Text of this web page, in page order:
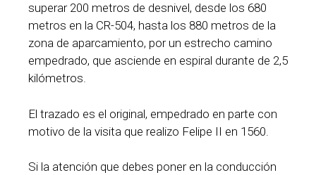
superar 200 metros de desnivel, desde los 680
metros en la CR-504, hasta los 880 metros de la
zona de aparcamiento, por un estrecho camino
empedrado, que asciende en espiral durante de 2,5
kilómetros.
El trazado es el original, empedrado en parte con
motivo de la visita que realizo Felipe II en 1560.
Si la atención que debes poner en la conducción